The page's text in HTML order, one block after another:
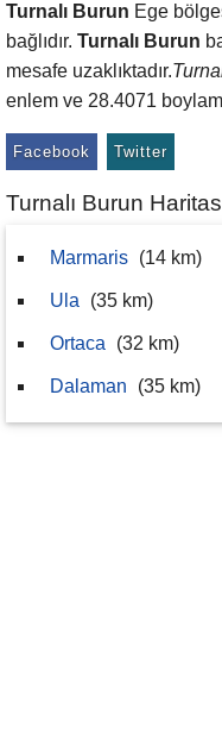
Turnalı Burun Ege
bağlıdır. Turnalı Burun
mesafe uzaklıktadır.
enlem ve 28.4071
Facebook Twitter
Turnalı Burun
Marmaris (14 km)
Ula (35 km)
Ortaca (32 km)
Dalaman (35 km)